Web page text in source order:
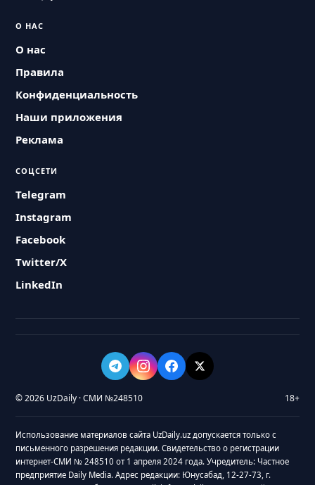
О НАС
О нас
Правила
Конфиденциальность
Наши приложения
Реклама
СОЦСЕТИ
Telegram
Instagram
Facebook
Twitter/X
LinkedIn
© 2026 UzDaily · СМИ №248510 18+
Использование материалов сайта UzDaily.uz допускается только с
письменного разрешения редакции. Свидетельство о регистрации
интернет-СМИ № 248510 от 1 апреля 2024 года. Учредитель: Частное
предприятие Daily Media. Адрес редакции: Юнусабад, 12-27-73, г.